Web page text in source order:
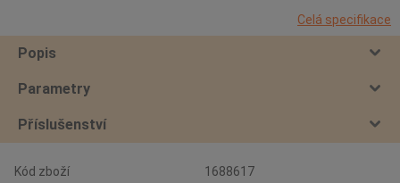
Celá specifikace
Popis
Parametry
Příslušenství
Kód zboží
1688617